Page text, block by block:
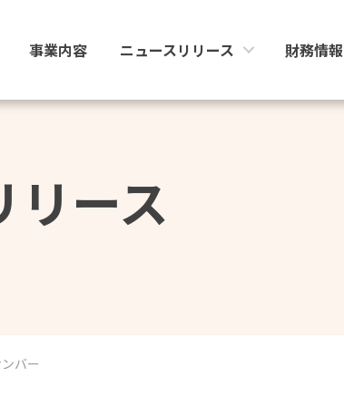
事業内容 ニュースリリース 財務情報
リース
バー